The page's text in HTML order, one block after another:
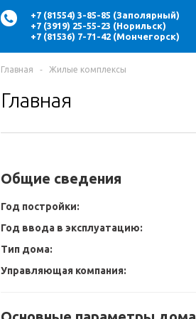
+7 (81554) 3-85-85 (Заполярный)
+7 (3919) 25-55-23 (Норильск)
+7 (81536) 7-71-42 (Мончегорск)
Главная ‐ Жилые комплексы
Главная
Общие сведения
Год постройки:
Год ввода в эксплуатацию:
Тип дома:
Управляющая компания: